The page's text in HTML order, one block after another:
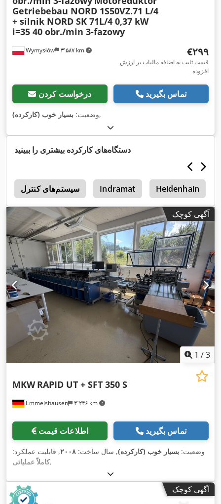
Wymysłów ۳٬۵۸۷ km
Getriebebau NORD 1S50VZ.71 L/4
+ silnik NORD SK 71L/4 0,37 kW
i=35 40 obr./min 3-fazowy
‎€۲۹۹
قیمت ثابت به اضافه مالیات بر ارزش
افزوده
درخواست کردن تماس بگیرید
وضعیت: بسیار خوب (کارکرده) ,
دستگاه‌های کارکرده بیشتری را ببینید
سیستم‌های کنترل Indramat Heidenhain
آگهی کوچک
1 /3
Emmelshausen ۴٬۲۴۶ km
MKW RAPID UT + SFT 350 S
اطلاعات قیمت تماس بگیرید
وضعیت: بسیار خوب (کارکرده), سال ساخت: ۲۰۰۸, قابلیت عملکرد:
کاملاً عملیاتی,
آگهی کوچک